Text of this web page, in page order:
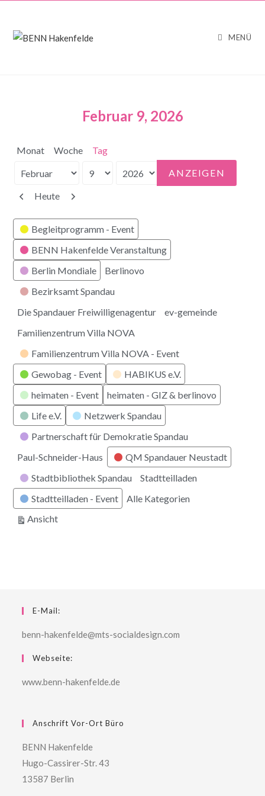
MENÜ
Februar 9, 2026
Monat Woche Tag
Monat
Tag
Jahr
Zurück
Heute Weiter
Kategorien
Begleitprogramm - Event
BENN Hakenfelde Veranstaltung
Berlin Mondiale
Berlinovo
Bezirksamt Spandau
Die Spandauer Freiwilligenagentur
ev-gemeinde
Familienzentrum Villa NOVA
Familienzentrum Villa NOVA - Event
Gewobag - Event
HABIKUS e.V.
heimaten - Event
heimaten - GIZ & berlinovo
Life e.V.
Netzwerk Spandau
Partnerschaft für Demokratie Spandau
Paul-Schneider-Haus
QM Spandauer Neustadt
Stadtbibliothek Spandau
Stadtteilladen
Stadtteilladen - Event
Alle Kategorien
Ansichtausdrucken
E-Mail:
benn-hakenfelde@mts-socialdesign.com
Webseite:
www.benn-hakenfelde.de
Anschrift Vor-Ort Büro
BENN Hakenfelde
Hugo-Cassirer-Str. 43
13587 Berlin